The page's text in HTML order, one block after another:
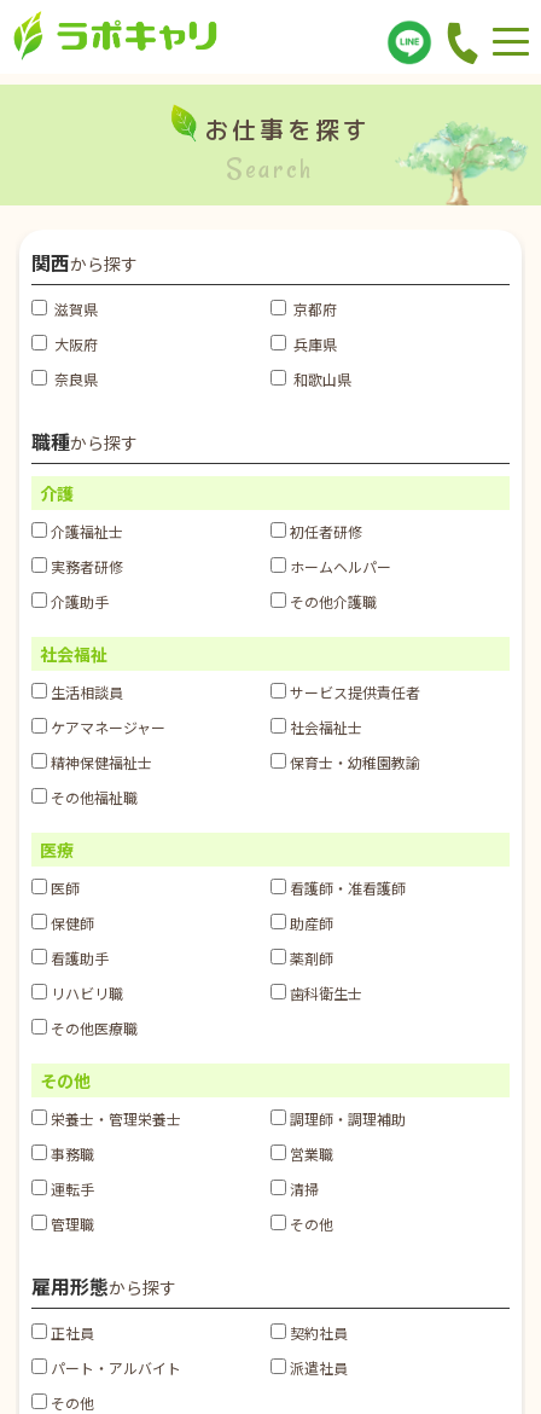
お仕事を探す
Search
関西から探す
滋賀県
京都府
大阪府
兵庫県
奈良県
和歌山県
職種から探す
介護
介護福祉士
初任者研修
実務者研修
ホームヘルパー
介護助手
その他介護職
社会福祉
生活相談員
サービス提供責任者
ケアマネージャー
社会福祉士
精神保健福祉士
保育士・幼稚園教諭
その他福祉職
医療
医師
看護師・准看護師
保健師
助産師
看護助手
薬剤師
リハビリ職
歯科衛生士
その他医療職
その他
栄養士・管理栄養士
調理師・調理補助
事務職
営業職
運転手
清掃
管理職
その他
雇用形態から探す
正社員
契約社員
パート・アルバイト
派遣社員
その他